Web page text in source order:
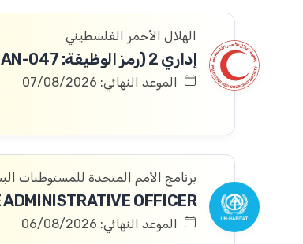
الهلال الأحمر الفلسطيني
إداري 2 (رمز الوظيفة: AN-047)
الموعد النهائي: 07/08/2026
برنامج الأمم المتحدة للمستوطنات
OFFICER
الموعد النهائي: 06/08/2026